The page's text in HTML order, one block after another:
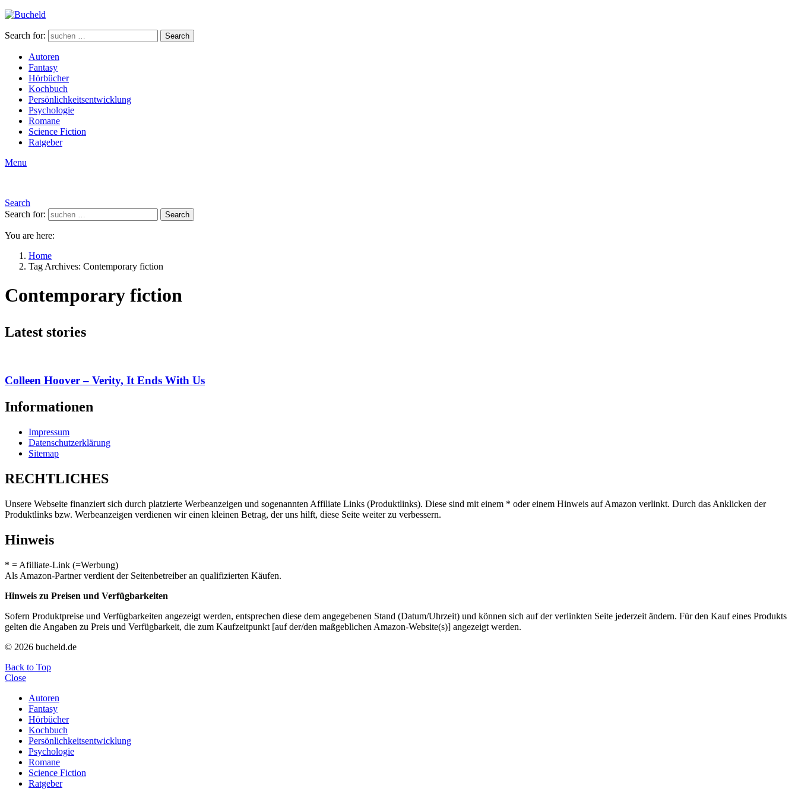
Search for: Search
Autoren
Fantasy
Hörbücher
Kochbuch
Persönlichkeitsentwicklung
Psychologie
Romane
Science Fiction
Ratgeber
Menu
Search
Search for:
Search
You are here:
Home
Tag Archives: Contemporary fiction
Contemporary fiction
Latest stories
Colleen Hoover – Verity, It Ends With Us
Informationen
Impressum
Datenschutzerklärung
Sitemap
RECHTLICHES
Unsere Webseite finanziert sich durch platzierte Werbeanzeigen und sogenannten Affiliate Links (Produktlinks). Diese sind mit einem * oder einem Hinweis auf Amazon verlinkt. Durch das Anklicken der
Produktlinks bzw. Werbeanzeigen verdienen wir einen kleinen Betrag, der uns hilft, diese Seite weiter zu verbessern.
Hinweis
* = Afilliate-Link (=Werbung)
Als Amazon-Partner verdient der Seitenbetreiber an qualifizierten Käufen.
Hinweis zu Preisen und Verfügbarkeiten
Sofern Produktpreise und Verfügbarkeiten angezeigt werden, entsprechen diese dem angegebenen Stand (Datum/Uhrzeit) und können sich auf der verlinkten Seite jederzeit ändern. Für den Kauf eines Produkts
gelten die Angaben zu Preis und Verfügbarkeit, die zum Kaufzeitpunkt [auf der/den maßgeblichen Amazon-Website(s)] angezeigt werden.
© 2026 bucheld.de
Back to Top
Close
Autoren
Fantasy
Hörbücher
Kochbuch
Persönlichkeitsentwicklung
Psychologie
Romane
Science Fiction
Ratgeber